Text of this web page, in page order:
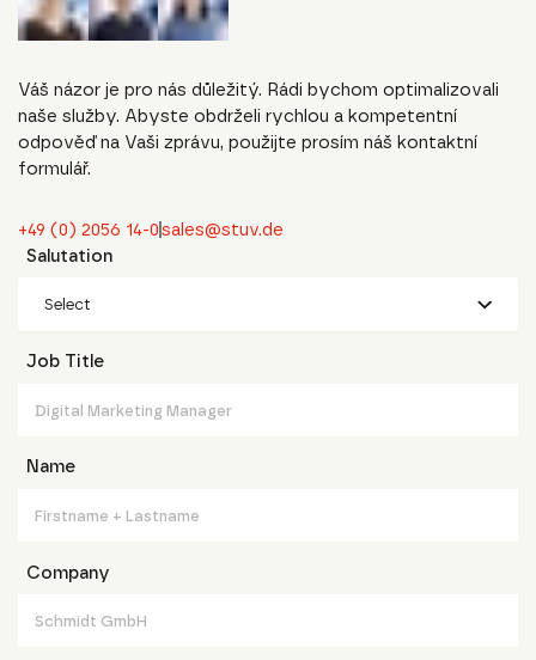
Váš názor je pro nás důležitý. Rádi bychom optimalizovali
naše služby. Abyste obdrželi rychlou a kompetentní
odpověď na Vaši zprávu, použijte prosím náš kontaktní
formulář.
+49 (0) 2056 14-0sales@stuv.de
Salutation
Select
Job Title
Name
Company